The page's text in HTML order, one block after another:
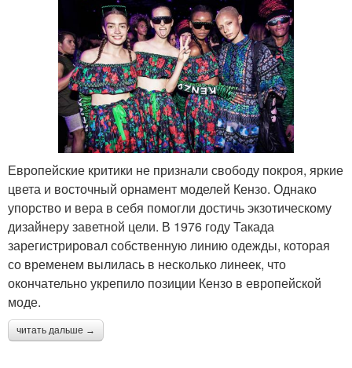
Европейские критики не признали свободу покроя, яркие
цвета и восточный орнамент моделей Кензо. Однако
упорство и вера в себя помогли достичь экзотическому
дизайнеру заветной цели. В 1976 году Такада
зарегистрировал собственную линию одежды, которая
со временем вылилась в несколько линеек, что
окончательно укрепило позиции Кензо в европейской
моде.
читать дальше →